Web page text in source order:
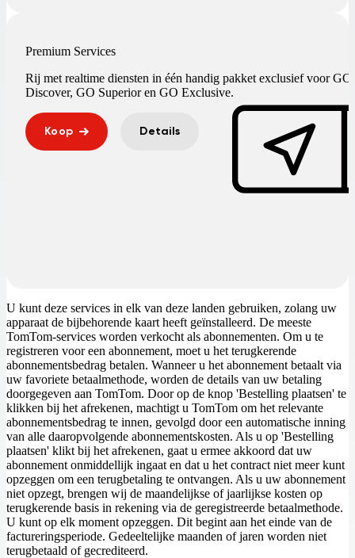
Premium Services
Rij met realtime diensten in één handig pakket exclusief voor GO
Discover, GO Superior en GO Exclusive.
Koop Details
U kunt deze services in elk van deze landen gebruiken, zolang uw
apparaat de bijbehorende kaart heeft geïnstalleerd. De meeste
TomTom-services worden verkocht als abonnementen. Om u te
registreren voor een abonnement, moet u het terugkerende
abonnementsbedrag betalen. Wanneer u het abonnement betaalt via
uw favoriete betaalmethode, worden de details van uw betaling
doorgegeven aan TomTom. Door op de knop 'Bestelling plaatsen' te
klikken bij het afrekenen, machtigt u TomTom om het relevante
abonnementsbedrag te innen, gevolgd door een automatische inning
van alle daaropvolgende abonnementskosten. Als u op 'Bestelling
plaatsen' klikt bij het afrekenen, gaat u ermee akkoord dat uw
abonnement onmiddellijk ingaat en dat u het contract niet meer kunt
opzeggen om een terugbetaling te ontvangen. Als u uw abonnement
niet opzegt, brengen wij de maandelijkse of jaarlijkse kosten op
terugkerende basis in rekening via de geregistreerde betaalmethode.
U kunt op elk moment opzeggen. Dit begint aan het einde van de
factureringsperiode. Gedeeltelijke maanden of jaren worden niet
terugbetaald of gecrediteerd.